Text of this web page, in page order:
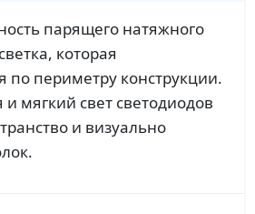
парящего натяжного
которая
по периметру конструкции.
мягкий свет светодиодов
и визуально